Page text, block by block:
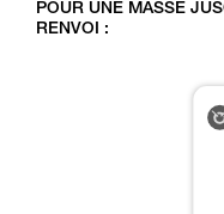
POUR UNE MASSE
RENVOI :